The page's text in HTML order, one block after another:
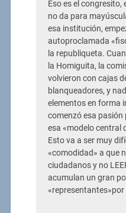
Eso es el congresito,
no da para
esa institución,
autoproclamada
la republiqueta.
la Homiguita, la
volvieron con cajas
blanqueadores, y
elementos en forma
comenzó esa
esa «modelo central
Esto va a ser muy
«comodidad» a que
ciudadanos y no
acumulan un gran